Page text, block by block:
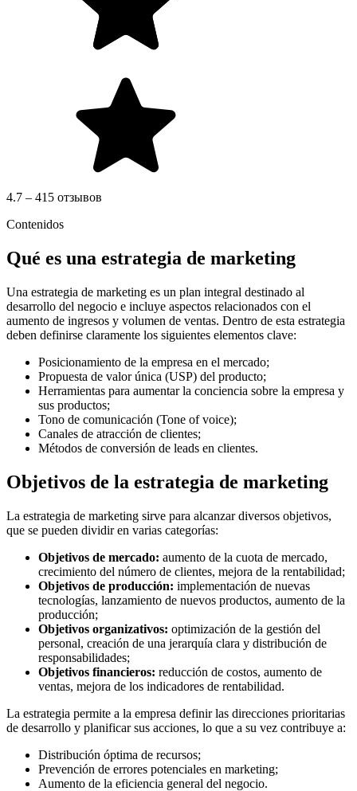
4.7 – 415 отзывов
Contenidos
Qué es una estrategia de marketing
Una estrategia de marketing es un plan integral destinado al
desarrollo del negocio e incluye aspectos relacionados con el
aumento de ingresos y volumen de ventas. Dentro de esta estrategia
deben definirse claramente los siguientes elementos clave:
Posicionamiento de la empresa en el mercado;
Propuesta de valor única (USP) del producto;
Herramientas para aumentar la conciencia sobre la empresa y
sus productos;
Tono de comunicación (Tone of voice);
Canales de atracción de clientes;
Métodos de conversión de leads en clientes.
Objetivos de la estrategia de marketing
La estrategia de marketing sirve para alcanzar diversos objetivos,
que se pueden dividir en varias categorías:
Objetivos de mercado: aumento de la cuota de mercado,
crecimiento del número de clientes, mejora de la rentabilidad;
Objetivos de producción: implementación de nuevas
tecnologías, lanzamiento de nuevos productos, aumento de la
producción;
Objetivos organizativos: optimización de la gestión del
personal, creación de una jerarquía clara y distribución de
responsabilidades;
Objetivos financieros: reducción de costos, aumento de
ventas, mejora de los indicadores de rentabilidad.
La estrategia permite a la empresa definir las direcciones prioritarias
de desarrollo y planificar sus acciones, lo que a su vez contribuye a:
Distribución óptima de recursos;
Prevención de errores potenciales en marketing;
Aumento de la eficiencia general del negocio.